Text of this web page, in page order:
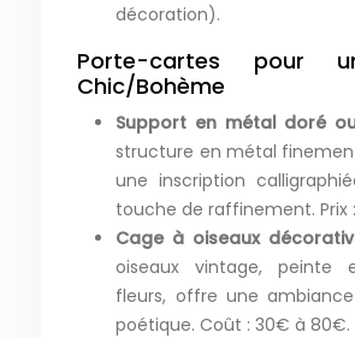
décoration).
Porte-cartes pour
Chic/Bohème
Support en métal doré
structure en métal
une inscription
touche de raffinement. Prix
Cage à oiseaux
oiseaux vintage, peinte
fleurs, offre une
poétique. Coût : 30€ à 80€.